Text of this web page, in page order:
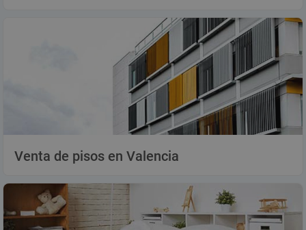
Venta de pisos en Valencia